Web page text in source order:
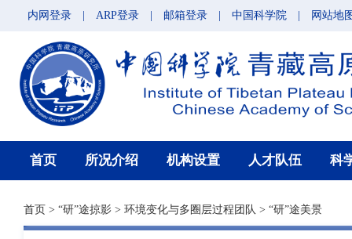
内网登录 ARP登录 邮箱登录 中国科学院 网站地
首页 所况介绍 机构设置 人才队伍 科
首页 > “研”途掠影 > 环境变化与多圈层过程团队 > “研”途美景